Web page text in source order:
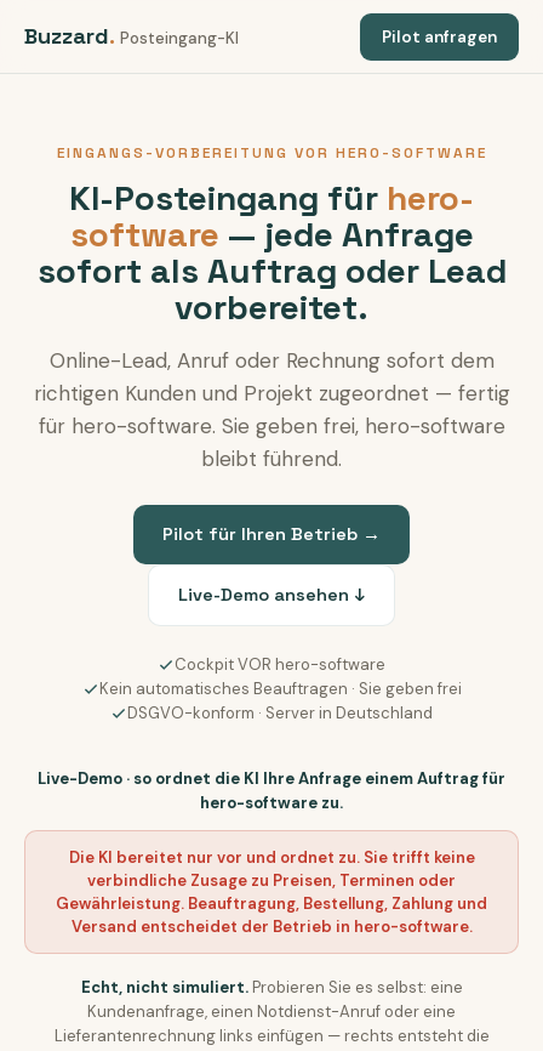
Buzzard. Posteingang-KI Pilot anfragen
EINGANGS-VORBEREITUNG VOR HERO-SOFTWARE
KI-Posteingang für hero-
software — jede Anfrage
sofort als Auftrag oder Lead
vorbereitet.
Online-Lead, Anruf oder Rechnung sofort dem
richtigen Kunden und Projekt zugeordnet — fertig
für hero-software. Sie geben frei, hero-software
bleibt führend.
Pilot für Ihren Betrieb →
Live-Demo ansehen ↓
Cockpit VOR hero-software
Kein automatisches Beauftragen · Sie geben frei
DSGVO-konform · Server in Deutschland
Live-Demo · so ordnet die KI Ihre Anfrage einem Auftrag für
hero-software zu.
Die KI bereitet nur vor und ordnet zu. Sie trifft keine
verbindliche Zusage zu Preisen, Terminen oder
Gewährleistung. Beauftragung, Bestellung, Zahlung und
Versand entscheidet der Betrieb in hero-software.
Echt, nicht simuliert.Probieren Sie es selbst: eine
Kundenanfrage, einen Notdienst-Anruf oder eine
Lieferantenrechnung links einfügen — rechts entsteht die